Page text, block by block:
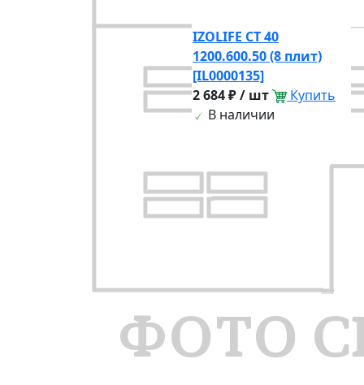
IZOLIFE СТ 40
1200.600.50 (8 плит)
[IL0000135]
2 684 ₽ / шт
Купить
В наличии